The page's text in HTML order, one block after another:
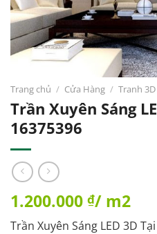
Trang chủ / Cửa Hàng / Tranh 3D
Trần Xuyên Sáng
16375396
1.200.000 ₫/ m2
Trần Xuyên Sáng LED 3D